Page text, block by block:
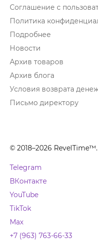
Соглашение с
Политика
Подробнее
Новости
Архив товаров
Архив блога
Условия возврата
Письмо директору
© 2018–2026
Telegram
ВКонтакте
YouTube
TikTok
Max
+7 (963) 763-66-33